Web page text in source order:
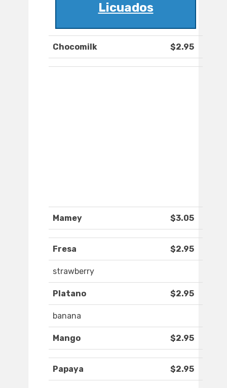
Licuados
Chocomilk $2.95
Mamey $3.05
Fresa $2.95
strawberry
Platano $2.95
banana
Mango $2.95
Papaya $2.95